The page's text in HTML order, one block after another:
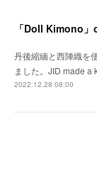
「Doll Kimono
丹後縮緬と西陣織を
ました。JID made
2022.12.28 08:00